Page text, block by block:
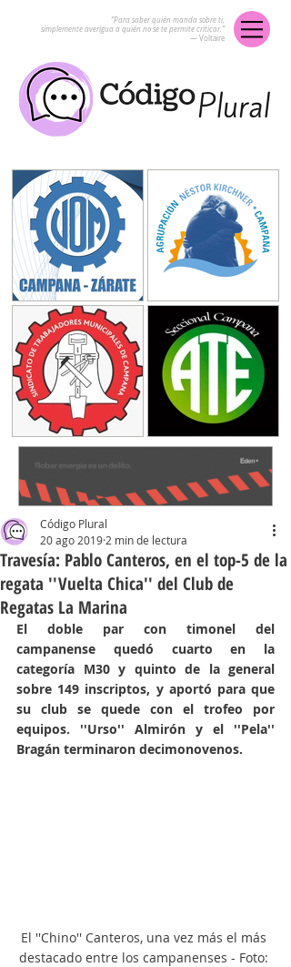
“Para saber quién manda sobre ti,
simplemente averigua a quién no se te permite criticar.”
― Voltaire
Travesía: Pablo Canteros, en el top-5 de la
regata ''Vuelta Chica'' del Club de
Regatas La Marina
Código Plural
20 ago 2019 2 min de lectura
El doble par con timonel del
campanense quedó cuarto en la
categoría M30 y quinto de la general
sobre 149 inscriptos, y aportó para que
su club se quede con el trofeo por
equipos. ''Urso'' Almirón y el ''Pela''
Bragán terminaron decimonovenos.
El ''Chino'' Canteros, una vez más el más
destacado entre los campanenses - Foto: